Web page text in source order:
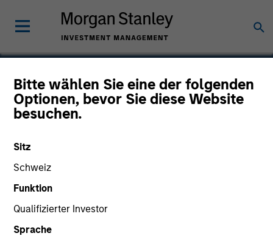
Bitte wählen Sie eine der folgenden
Optionen, bevor Sie diese Website
besuchen.
Sitz
Schweiz
Funktion
Qualifizierter Investor
Sprache
NanoString Technologies